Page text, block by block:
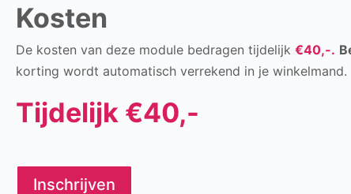
Kosten
De kosten van deze module bedragen tijdelijk €40,-.
korting wordt automatisch verrekend in je winkelmand.
Tijdelijk €40,-
Inschrijven